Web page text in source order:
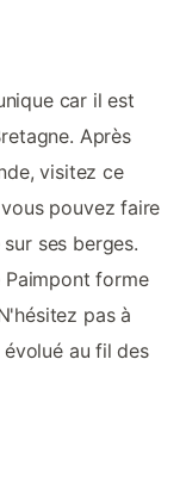
car il est
Après
visitez ce
pouvez faire
ses berges.
Paimpont forme
pas à
au fil des